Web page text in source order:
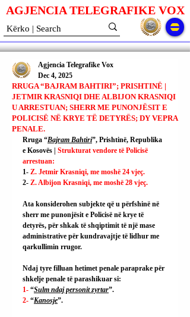
AGJENCIA TELEGRAFIKE VOX
RRUGA “BAJRAM BAHTIRI”; PRISHTINË |
JETMIR KRASNIQI DHE ALBIJON KRASNIQI
U ARRESTUAN; SHERR ME PUNONJËSIT E
POLICISË NË KRYE TË DETYRËS; DY VEPRA
PENALE.
Agjencia Telegrafike Vox
Dec 4, 2025
Rruga “Bajram Bahtiri”, Prishtinë, Republika
e Kosovës | Strukturat vendore të Policisë
arrestuan:
1- Z. Jetmir Krasniqi, me moshë 24 vjeç.
2- Z. Albijon Krasniqi, me moshë 28 vjeç.
Ata konsiderohen subjekte që u përfshinë në
sherr me punonjësit e Policisë në krye të
detyrës, për shkak të shqiptimit të një mase
administrative për kundravajtje të lidhur me
qarkullimin rrugor.
Ndaj tyre filluan hetimet penale paraprake për
shkelje penale të parashikuar si:
1- “Sulm ndaj personit zyrtar”.
2- “Kanosje”.